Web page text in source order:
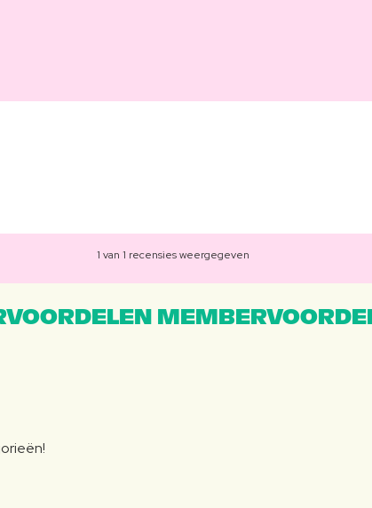
1 van 1 recensies weergegeven